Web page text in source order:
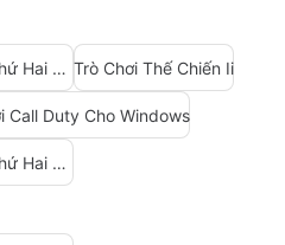
Trò Chơi Chiến Tranh Thế Giới Thứ Hai Cho Windows Trò Chơi Thế Chiến Ii
Call Duty Cho Windows
Trò Chơi Chiến Tranh Thế Giới Thứ Hai Cho Windows 7